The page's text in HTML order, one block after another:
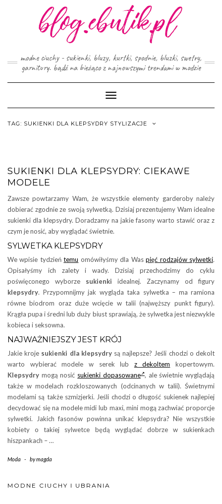
modne ciuchy - sukienki, bluzy, kurtki, spodnie, bluzki, swetry,
garnitury. bądź na bieżąco z najnowszymi trendami w modzie
Toggle
Navigation
TAG: SUKIENKI DLA KLEPSYDRY STYLIZACJE
SUKIENKI DLA KLEPSYDRY: CIEKAWE
MODELE
Zawsze powtarzamy Wam, że wszystkie elementy garderoby należy
dobierać zgodnie ze swoją sylwetką. Dzisiaj prezentujemy Wam idealne
sukienki dla klepsydry. Doradzamy na jakie fasony warto stawić oraz z
czym je nosić, aby wyglądać świetnie.
SYLWETKA KLEPSYDRY
We wpisie tydzieńtemu omówiłyśmy dla Waspięć rodzajów sylwetki.
Opisałyśmy ich zalety i wady. Dzisiaj przechodzimy do cyklu
poświęconego wyborze sukienki idealnej. Zaczynamy od figury
klepsydry. Przypomnijmy jak wygląda taka sylwetka – ma ramiona
równe biodrom oraz duże wcięcie w talii (najwęższy punkt figury).
Krągła pupa i średni lub duży biust sprawiają, że sylwetka jest niezwykle
kobieca i seksowna.
NAJWAŻNIEJSZY JEST KRÓJ
Jakie kroje sukienki dla klepsydrysą najlepsze? Jeśli chodzi o dekolt
warto wybierać modele w serek lub z dekoltem kopertowym.
Klepsydry mogą nosić sukienki dopasowane , ale świetnie wyglądają
także w modelach rozkloszowanych (odcinanych w talii). Świetnymi
modelami są także szmizjerki. Jeśli chodzi o długość sukienek najlepiej
decydować się na modele midi lub maxi, mini mogą zachwiać proporcje
sylwetki. Jakich fasonów powinna unikać klepsydra? Nie wszystkie
kobiety o takiej sylwetce będą wyglądać dobrze w sukienkach
hiszpankach – …
Moda - bymagda
MODNE CIUCHY I UBRANIA